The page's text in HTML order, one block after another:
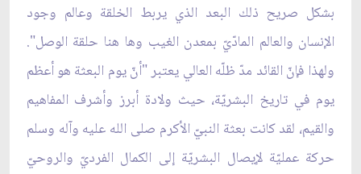
بشكل صريح ذلك البعد الذي يربط الخلقة وعالم وجود
الإنسان والعالم المادّيّ بمعدن الغيب وها هنا حلقة الوصل".
ولهذا فإنّ القائد مدّ ظلّه العالي يعتبر "أنّ يوم البعثة هو أعظم
يوم في تاريخ البشريّة، حيث ولادة أبرز وأشرف المفاهيم
والقيم، لقد كانت بعثة النبيّ الأكرم صلى الله عليه وآله وسلم
حركة عمليّة لإيصال البشريّة إلى الكمال الفرديّ والروحيّ